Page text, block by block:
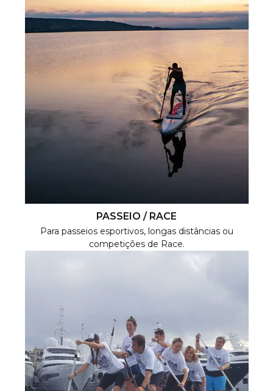
PASSEIO / RACE
Para passeios esportivos, longas distâncias ou
competições de Race.